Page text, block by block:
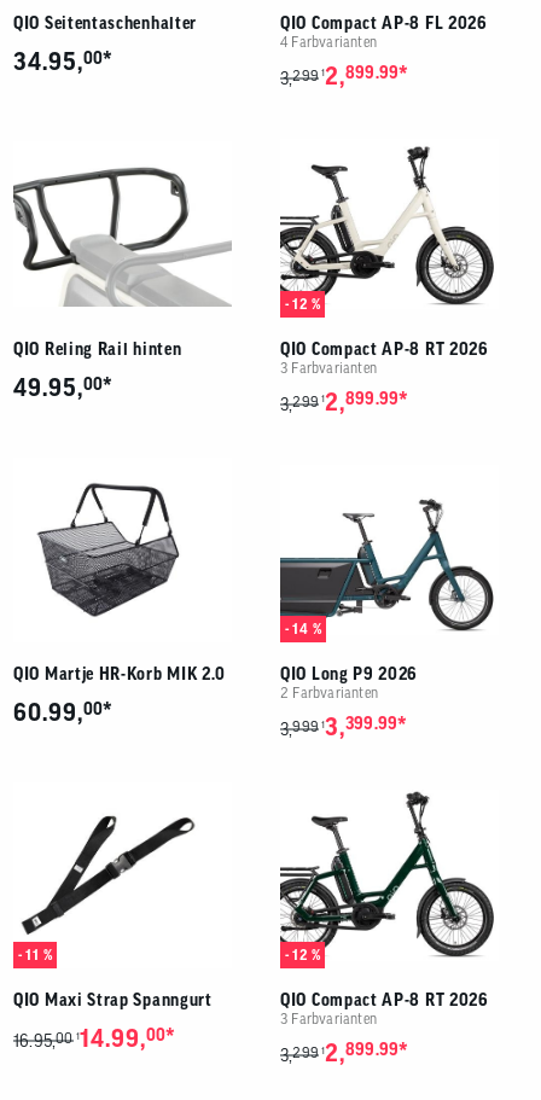
QIO Seitentaschenhalter
34.95,00*
QIO Compact AP-8 FL 2026
4 Farbvarianten
3,299 12,899.99*
QIO Reling Rail hinten
49.95,00*
- 12 %
QIO Compact AP-8 RT 2026
3 Farbvarianten
3,299 12,899.99*
QIO Martje HR-Korb MIK 2.0
60.99,00*
- 14 %
QIO Long P9 2026
2 Farbvarianten
3,999 13,399.99*
- 11 %
QIO Maxi Strap Spanngurt
16.95,00 114.99,00*
- 12 %
QIO Compact AP-8 RT 2026
3 Farbvarianten
3,299 12,899.99*